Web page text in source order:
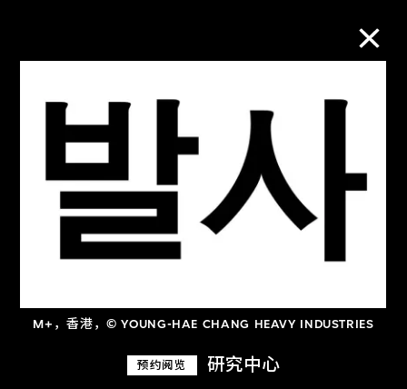
M+，香港，© YOUNG-HAE CHANG HEAVY INDUSTRIES
预约阅览 研究中心
M+藏品
进一步筛选
文化藏品。